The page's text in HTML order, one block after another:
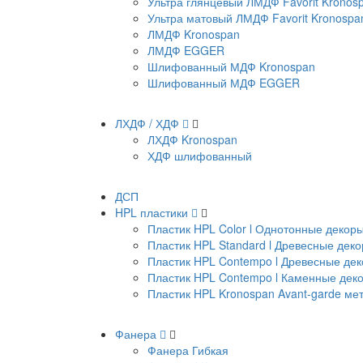
Ультра матовый ЛМДФ Favorit
ЛМДФ Kronospan
ЛМДФ EGGER
Шлифованный МДФ Kronospan
Шлифованный МДФ EGGER
ЛХДФ / ХДФ
ЛХДФ Kronospan
ХДФ шлифованный
ДСП
HPL пластики
Пластик HPL Color l Однотонные декоры
Пластик HPL Standard l Древесные
Пластик HPL Contempo l Древесные
Пластик HPL Contempo l Каменные
Пластик HPL Kronospan Avant-garde
Фанера
Фанера Гибкая